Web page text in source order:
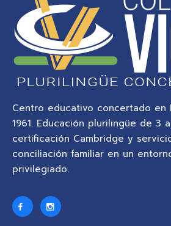
Centro educativo concertado en
1961. Educación plurilingüe de 3
certificación Cambridge y
conciliación familiar en un
privilegiado.